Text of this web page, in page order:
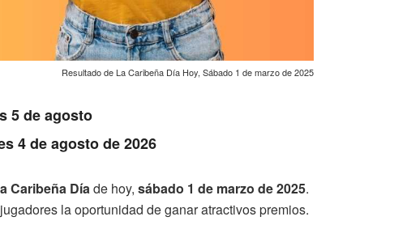
Resultado de La Caribeña Día Hoy, Sábado 1 de marzo de 2025
5 de agosto
4 de agosto de 2026
Caribeña Díade hoy, sábado 1 de marzo de 2025.
la oportunidad de ganar atractivos premios.